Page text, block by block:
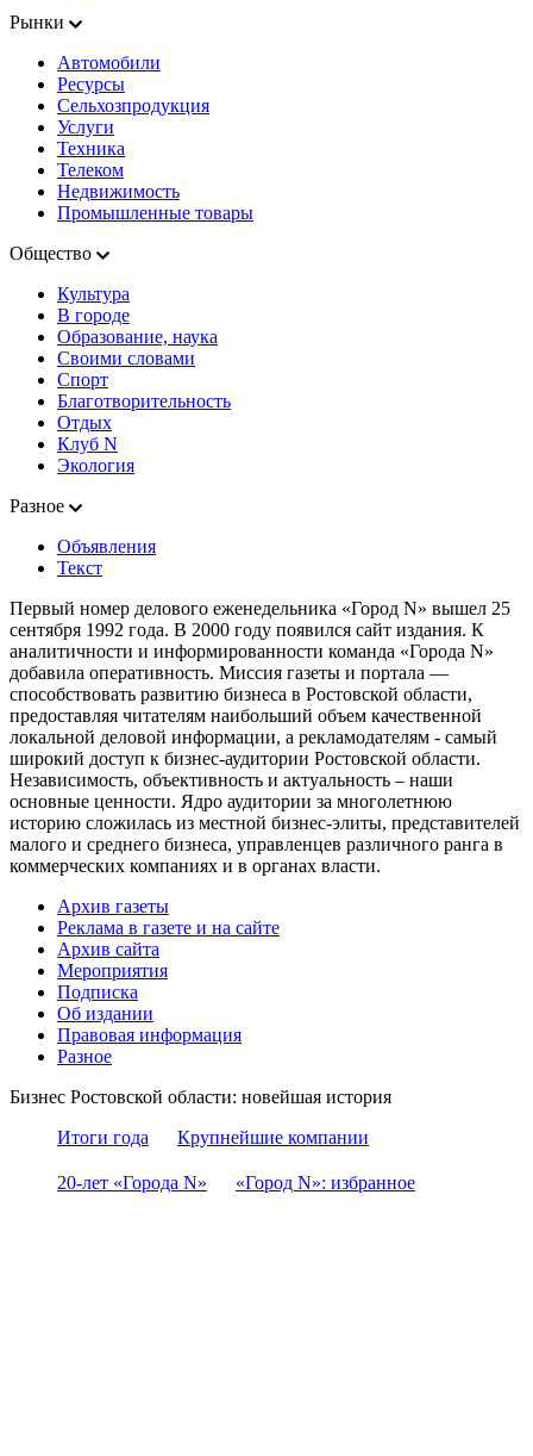
Рынки
Автомобили
Ресурсы
Сельхозпродукция
Услуги
Техника
Телеком
Недвижимость
Промышленные товары
Общество
Культура
В городе
Образование, наука
Своими словами
Спорт
Благотворительность
Отдых
Клуб N
Экология
Разное
Объявления
Текст
Первый номер делового еженедельника «Город N» вышел 25
сентября 1992 года. В 2000 году появился сайт издания. К
аналитичности и информированности команда «Города N»
добавила оперативность. Миссия газеты и портала —
способствовать развитию бизнеса в Ростовской области,
предоставляя читателям наибольший объем качественной
локальной деловой информации, а рекламодателям - самый
широкий доступ к бизнес-аудитории Ростовской области.
Независимость, объективность и актуальность – наши
основные ценности. Ядро аудитории за многолетнюю
историю сложилась из местной бизнес-элиты, представителей
малого и среднего бизнеса, управленцев различного ранга в
коммерческих компаниях и в органах власти.
Архив газеты
Реклама в газете и на сайте
Архив сайта
Мероприятия
Подписка
Об издании
Правовая информация
Разное
Бизнес Ростовской области: новейшая история
Итоги года
Крупнейшие компании
20-лет «Города N» «Город N»: избранное